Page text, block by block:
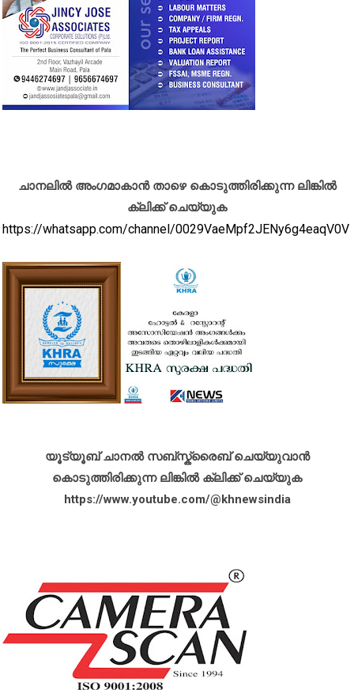
ചാനലിൽ അംഗമാകാൻ താഴെ കൊടുത്തിരിക്കുന്ന ലിങ്കിൽ
ക്ലിക്ക് ചെയ്യുക
https://whatsapp.com/channel/0029VaeMpf2JENy6g4eaqV0V
യൂട്യൂബ് ചാനൽ സബ്സ്ക്രൈബ് ചെയ്യുവാൻ
കൊടുത്തിരിക്കുന്ന ലിങ്കിൽ ക്ലിക്ക് ചെയ്യുക
https://www.youtube.com/@khnewsindia